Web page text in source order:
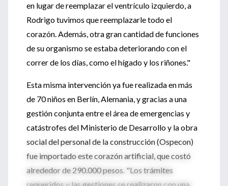
en lugar de reemplazar el ventrículo izquierdo, a
Rodrigo tuvimos que reemplazarle todo el
corazón. Además, otra gran cantidad de funciones
de su organismo se estaba deteriorando con el
correr de los días, como el hígado y los riñones."
Esta misma intervención ya fue realizada en más
de 70 niños en Berlín, Alemania, y gracias a una
gestión conjunta entre el área de emergencias y
catástrofes del Ministerio de Desarrollo y la obra
social del personal de la construcción (Ospecon)
fue importado este corazón artificial, que costó
alrededor de 290.000 pesos. "Los trámites